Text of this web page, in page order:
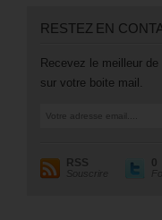
RESTEZ EN
Recevez le meilleur
sur votre boite mail.
RSS
Souscrire
0